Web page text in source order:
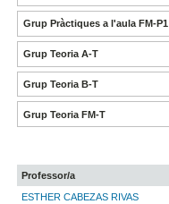
Grup Pràctiques a l'aula FM-P1
Grup Teoria A-T
Grup Teoria B-T
Grup Teoria FM-T
Professor/a
ESTHER CABEZAS RIVAS